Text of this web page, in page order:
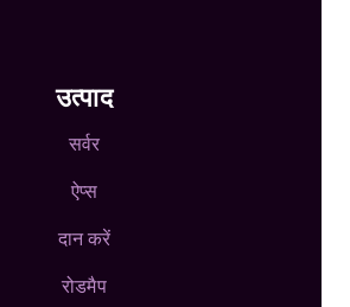
उत्पाद
सर्वर
ऐप्स
दान करें
रोडमैप